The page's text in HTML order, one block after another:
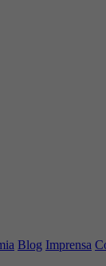
Blog Imprensa